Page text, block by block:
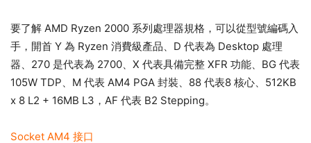
要了解 AMD Ryzen 2000 系列處理器規格，可以從型號編碼入
手，開首 Y 為 Ryzen 消費級產品、D 代表為 Desktop 處理
器、270 是代表為 2700、X 代表具備完整 XFR 功能、BG 代表
105W TDP、M 代表 AM4 PGA 封裝、88 代表8 核心、512KB
x 8 L2 + 16MB L3，AF 代表 B2 Stepping。
Socket AM4 接口